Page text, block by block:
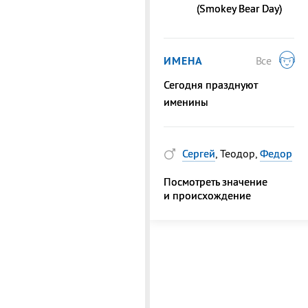
(Smokey Bear Day)
ИМЕНА
Все
Сегодня празднуют
именины
Сергей, Теодор, Федор
Посмотреть значение
и происхождение